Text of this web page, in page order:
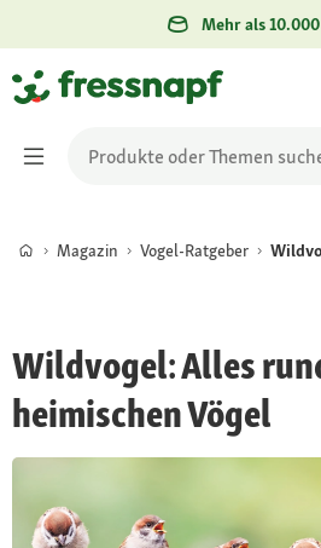
Mehr als
Magazin Vogel-Ratgeber
Wildvogel: Alles
heimischen Vögel